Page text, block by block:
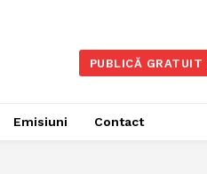
PUBLICĂ
Emisiuni Contact